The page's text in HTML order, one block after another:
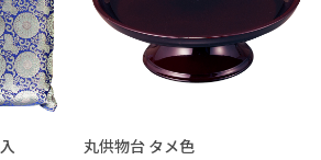
丸供物台 タメ色